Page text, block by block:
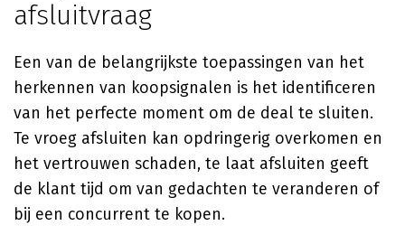
afsluitvraag
Een van de belangrijkste toepassingen van het
herkennen van koopsignalen is het identificeren
van het perfecte moment om de deal te sluiten.
Te vroeg afsluiten kan opdringerig overkomen en
het vertrouwen schaden, te laat afsluiten geeft
de klant tijd om van gedachten te veranderen of
bij een concurrent te kopen.